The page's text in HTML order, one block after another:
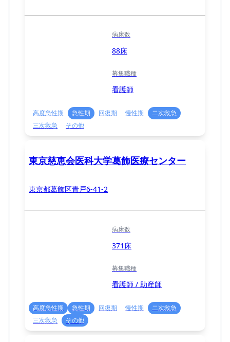
病床数
88床
募集職種
看護師
高度急性期 急性期 回復期 慢性期
二次救急
三次救急
その他
東京慈恵会医科大学葛飾医療センター
東京都葛飾区青戸6-41-2
病床数
371床
募集職種
看護師 / 助産師
高度急性期 急性期 回復期 慢性期
二次救急
三次救急
その他